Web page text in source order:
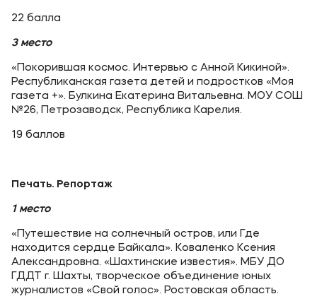
22 балла
3 место
«Покорившая космос. Интервью с Анной Кикиной».
Республиканская газета детей и подростков «Моя
газета +». Булкина Екатерина Витальевна. МОУ СОШ
№26, Петрозаводск, Республика Карелия.
19 баллов
Печать. Репортаж
1 место
«Путешествие на солнечный остров, или Где
находится сердце Байкала». Коваленко Ксения
Александровна. «Шахтинские известия». МБУ ДО
ГДДТ г. Шахты, творческое объединение юных
журналистов «Свой голос». Ростовская область.